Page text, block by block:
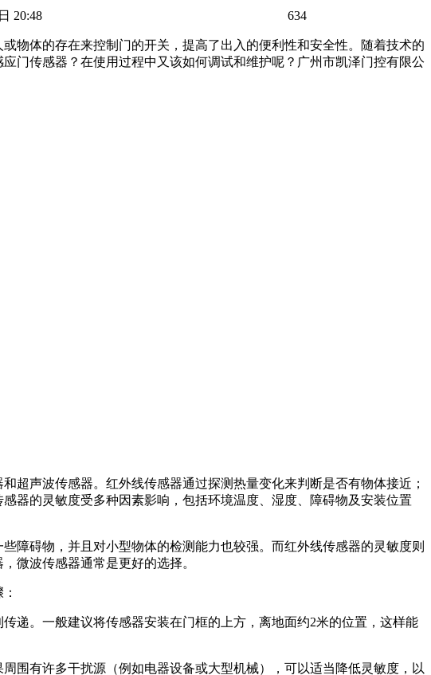
20:48 634
物体的存在来控制门的开关，提高了出入的便利性和安全性。随着技术的
门传感器？在使用过程中又该如何调试和维护呢？广州市凯泽门控有限公
超声波传感器。红外线传感器通过探测热量变化来判断是否有物体接近；
器的灵敏度受多种因素影响，包括环境温度、湿度、障碍物及安装位置
障碍物，并且对小型物体的检测能力也较强。而红外线传感器的灵敏度则
微波传感器通常是更好的选择。
递。一般建议将传感器安装在门框的上方，离地面约2米的位置，这样能
围有许多干扰源（例如电器设备或大型机械），可以适当降低灵敏度，以